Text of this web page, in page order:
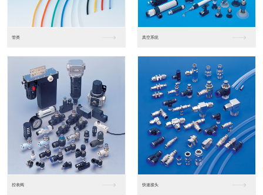
进口松下PLC2 进口松下PLC
东莞松下PLC 松下人机界面GT07